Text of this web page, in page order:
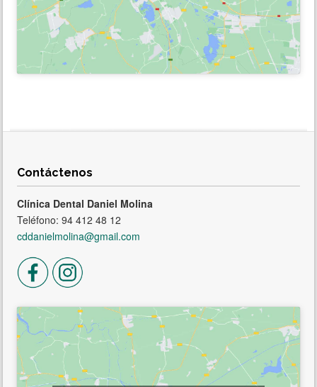
Contáctenos
Clínica Dental Daniel Molina
Teléfono: 94 412 48 12
cddanielmolina@gmail.com